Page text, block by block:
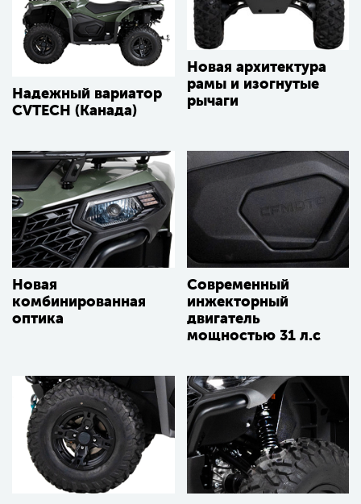
Надежный вариатор
CVTECH (Канада)
Новая архитектура
рамы и изогнутые
рычаги
Новая
комбинированная
оптика
Современный
инжекторный
двигатель
мощностью 31 л.с